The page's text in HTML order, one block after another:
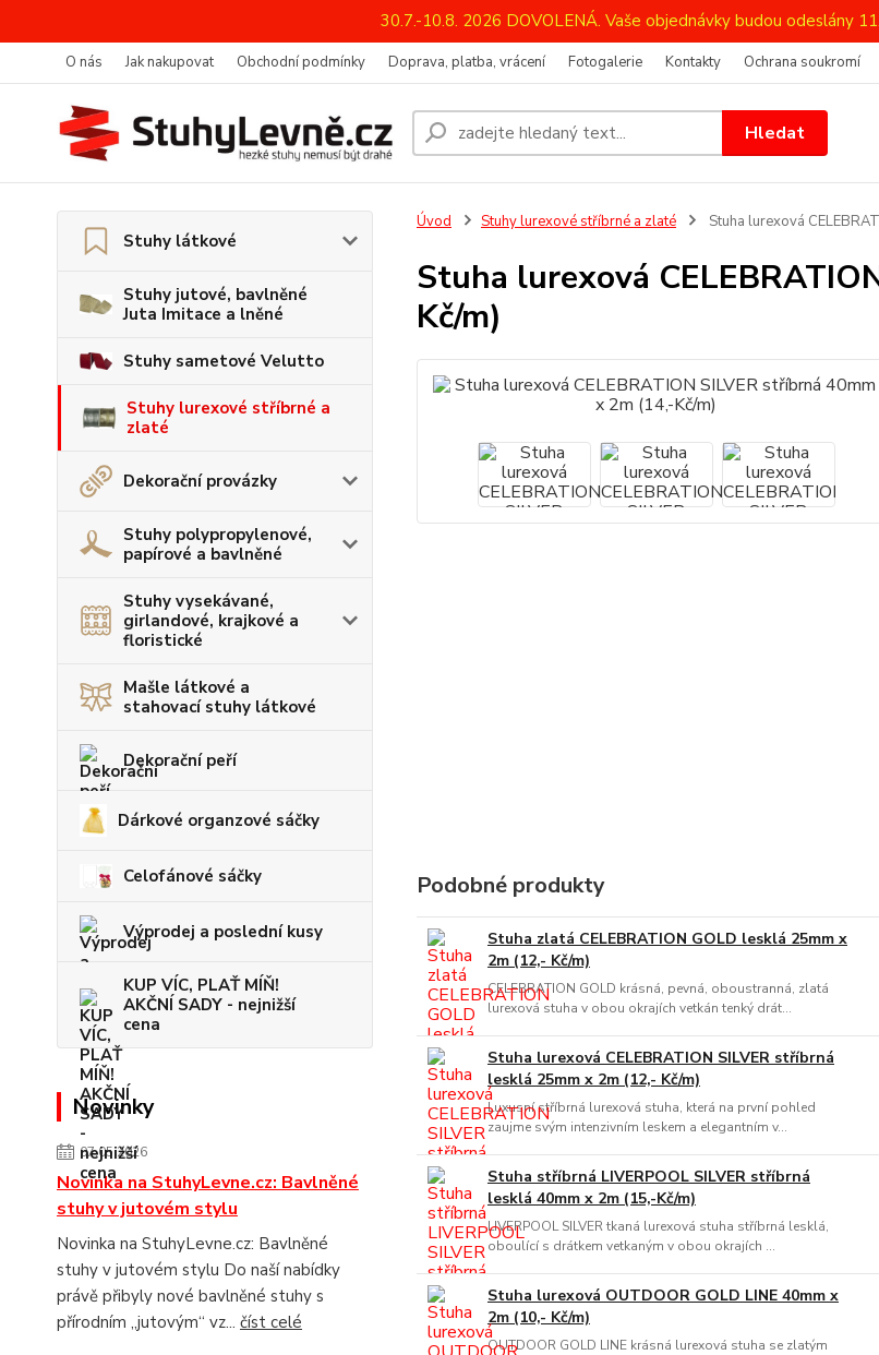
30.7.-10.8. 2026 DOVOLENÁ. Vaše objednávky budou odeslány
O nás Jak nakupovat Obchodní podmínky Doprava, platba, vrácení Fotogalerie Kontakty Ochrana soukromí
Hledat
Stuhy látkové
Stuhy jutové, bavlněné
Juta Imitace a lněné
Stuhy sametové Velutto
Stuhy lurexové stříbrné a
zlaté
Dekorační provázky
Stuhy polypropylenové,
papírové a bavlněné
Stuhy vysekávané,
girlandové, krajkové a
floristické
Mašle látkové a
stahovací stuhy látkové
Dekorační peří
Dárkové organzové sáčky
Celofánové sáčky
Výprodej a poslední kusy
KUP VÍC, PLAŤ MÍŇ!
AKČNÍ SADY - nejnižší
cena
Novinky
07.05.2026
Novinka na StuhyLevne.cz: Bavlněné
stuhy v jutovém stylu
Novinka na StuhyLevne.cz: Bavlněné
stuhy v jutovém stylu Do naší nabídky
právě přibyly nové bavlněné stuhy s
přírodním „jutovým“ vz... číst celé
Úvod Stuhy lurexové stříbrné a zlaté Stuha lurexová
Stuha lurexová
Kč/m)
Podobné produkty
Stuha zlatá CELEBRATION GOLD lesklá 25mm x
2m (12,- Kč/m)
CELEBRATION GOLD krásná, pevná, oboustranná, zlatá
lurexová stuha v obou okrajích vetkán tenký drát...
Stuha lurexová CELEBRATION SILVER stříbrná
lesklá 25mm x 2m (12,- Kč/m)
Luxusní stříbrná lurexová stuha, která na první pohled
zaujme svým intenzivním leskem a elegantním v...
Stuha stříbrná LIVERPOOL SILVER stříbrná
lesklá 40mm x 2m (15,-Kč/m)
LIVERPOOL SILVER tkaná lurexová stuha stříbrná lesklá,
oboulící s drátkem vetkaným v obou okrajích ...
Stuha lurexová OUTDOOR GOLD LINE 40mm x
2m (10,- Kč/m)
OUTDOOR GOLD LINE krásná lurexová stuha se zlatým